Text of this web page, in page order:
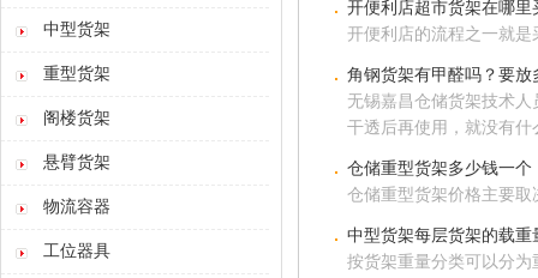
中型货架
重型货架
阁楼货架
悬臂货架
物流容器
工位器具
开便利店超市货架在哪里
开便利店的流程之一就
角钢货架有甲醛吗？要放
无锡嘉昌仓储货架技术
干透后再使用，就没有什
仓储重型货架多少钱一个
仓储重型货架价格主要取
中型货架每层货架的载重
按货架重量分类可以分为